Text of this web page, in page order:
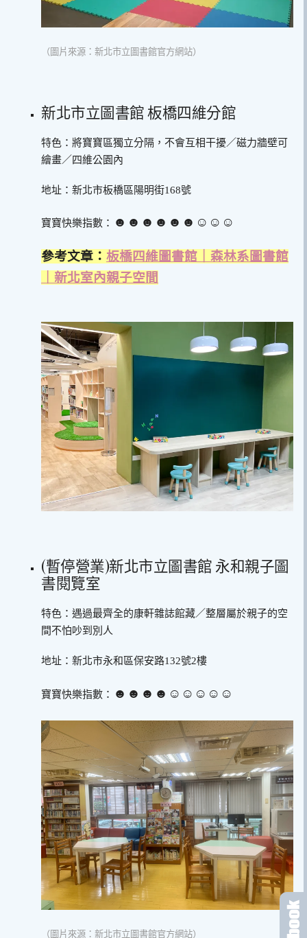
（圖片來源：新北市立圖書館官方網站）
新北市立圖書館 板橋四維分館
特色：將寶寶區獨立分隔，不會互相干擾／磁力牆壁可
繪畫／四維公園內
地址：新北市板橋區陽明街168號
寶寶快樂指數： ☻☻☻☻☻☻☺︎☺︎☺︎
參考文章： 板橋四維圖書館｜森林系圖書館
｜新北室內親子空間
(暫停營業)新北市立圖書館 永和親子圖
書閱覽室
特色：遇過最齊全的康軒雜誌館藏／整層屬於親子的空
間不怕吵到別人
地址：新北市永和區保安路132號2樓
寶寶快樂指數： ☻☻☻☻☺︎☺︎☺︎☺︎☺︎
（圖片來源：新北市立圖書館官方網站）